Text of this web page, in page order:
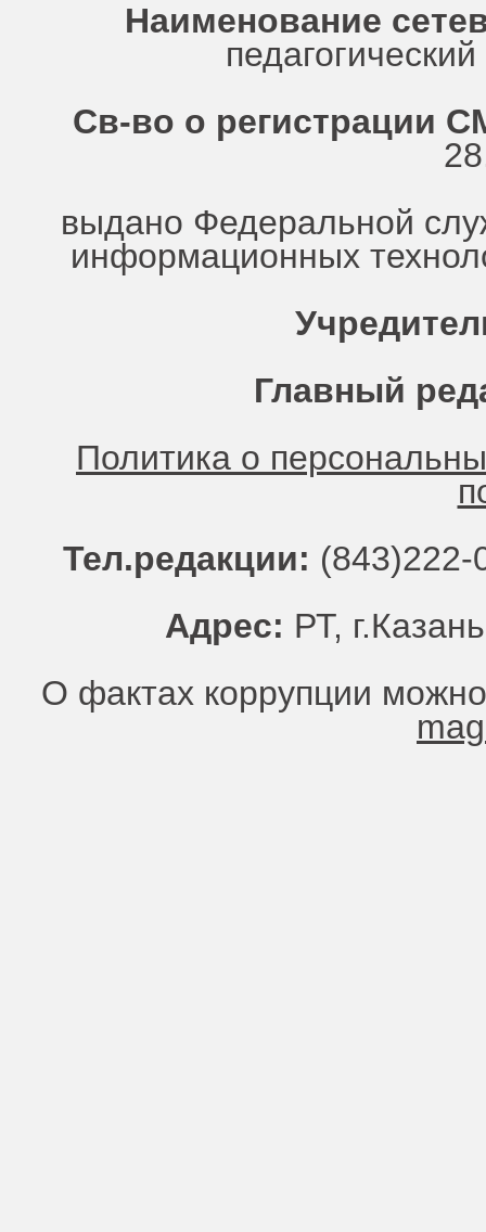
Наименование
Св-во о регистрации
выдано Федеральной
информационных
Главный
Политика о
Тел.редакции:
Адрес: РТ,
О фактах коррупции